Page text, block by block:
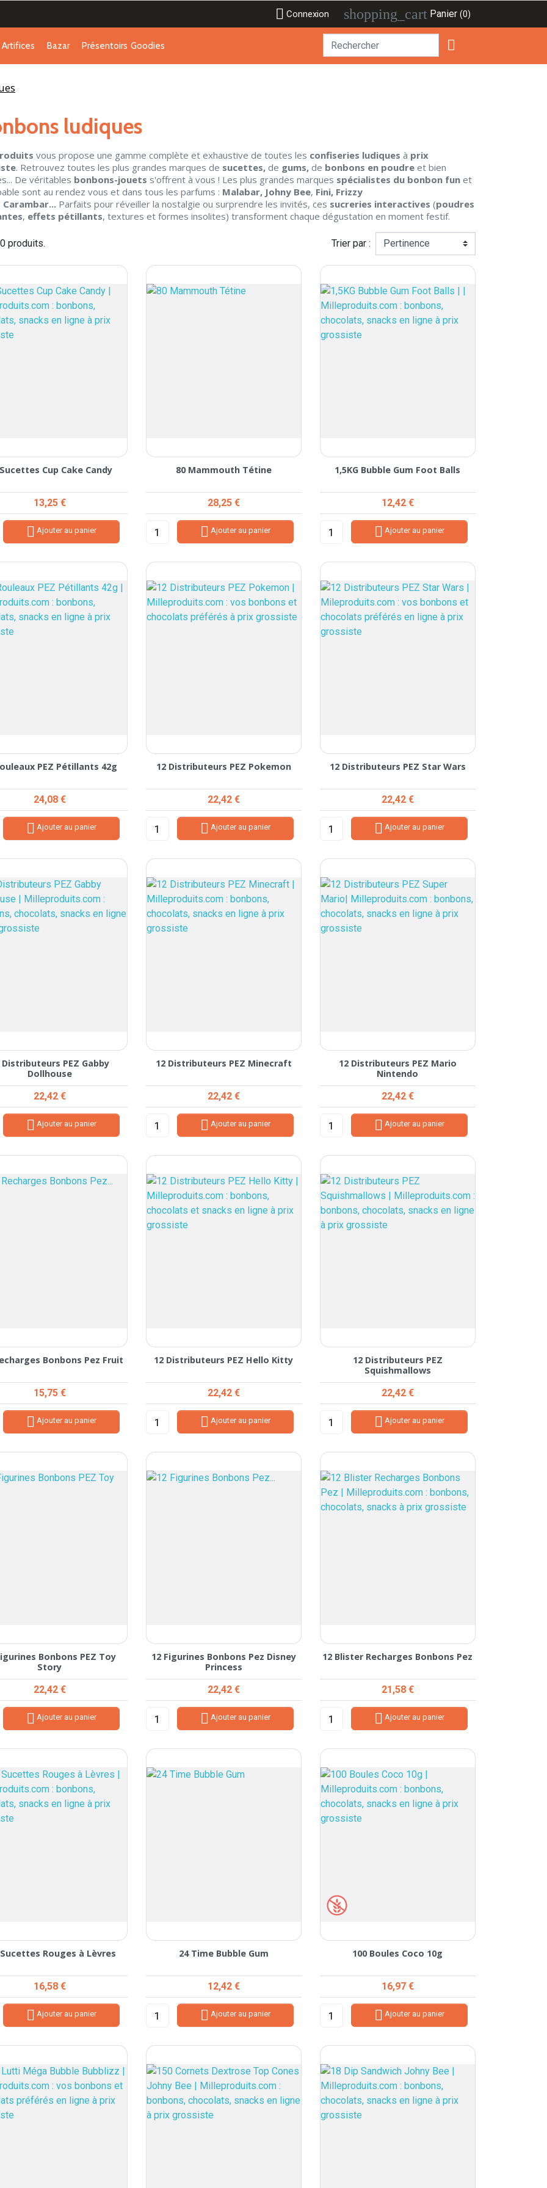
 Connexion shopping_cart Panier (0)
Artifices Bazar Présentoirs Goodies 
ludiques
vous propose une gamme complète et exhaustive de toutes les confiseries ludiques à prix
. Retrouvez toutes les plus grandes marques de sucettes, de gums, de bonbons en poudre et bien
De véritables bonbons-jouets s'offrent à vous ! Les plus grandes marques spécialistes du bonbon fun et
sont au rendez vous et dans tous les parfums : Malabar, Johny Bee, Fini, Frizzy
Carambar... Parfaits pour réveiller la nostalgie ou surprendre les invités, ces sucreries interactives (poudres
, effets pétillants, textures et formes insolites) transforment chaque dégustation en moment festif.
produits. Trier par :
Cup Cake Candy
Prix
13,25 €
 Ajouter au panier
80 Mammouth Tétine
Prix
28,25 €
 Ajouter au panier
1,5KG Bubble Gum Foot Balls
Prix
12,42 €
 Ajouter au panier
PEZ Pétillants 42g
Prix
24,08 €
 Ajouter au panier
12 Distributeurs PEZ Pokemon
Prix
22,42 €
 Ajouter au panier
12 Distributeurs PEZ Star Wars
Prix
22,42 €
 Ajouter au panier
Distributeurs PEZ Gabby
Dollhouse
Prix
22,42 €
 Ajouter au panier
12 Distributeurs PEZ Minecraft
Prix
22,42 €
 Ajouter au panier
12 Distributeurs PEZ Mario
Nintendo
Prix
22,42 €
 Ajouter au panier
Bonbons Pez Fruit
Prix
15,75 €
 Ajouter au panier
12 Distributeurs PEZ Hello Kitty
Prix
22,42 €
 Ajouter au panier
12 Distributeurs PEZ
Squishmallows
Prix
22,42 €
 Ajouter au panier
Bonbons PEZ Toy
Story
Prix
22,42 €
 Ajouter au panier
12 Figurines Bonbons Pez Disney
Princess
Prix
22,42 €
 Ajouter au panier
12 Blister Recharges Bonbons Pez
Prix
21,58 €
 Ajouter au panier
Rouges à Lèvres
Prix
16,58 €
 Ajouter au panier
24 Time Bubble Gum
Prix
12,42 €
 Ajouter au panier
100 Boules Coco 10g
Prix
16,97 €
 Ajouter au panier